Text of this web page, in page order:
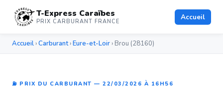
T-Express Caraïbes
PRIX CARBURANT FRANCE Accueil
Accueil ›Carburant›Eure-et-Loir › Brou (28160)
⛽ PRIX DU CARBURANT — 22/03/2026 À 16H56